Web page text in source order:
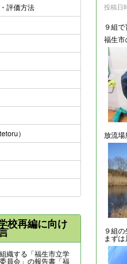
投稿日
９組
福生市
放流場
９組
まず
評価方法
）
校再編に向け
織する「福生市立学
員会」の報告書「福